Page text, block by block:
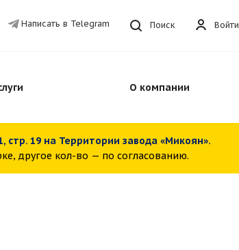
Войти
Поиск
Написать в Telegram
О компании
стр. 19 на Территории завода «Микоян».
другое кол-во — по согласованию.